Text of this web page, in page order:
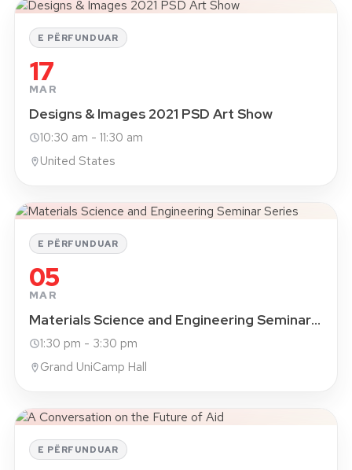
E PËRFUNDUAR
17
MAR
Designs & Images 2021 PSD Art Show
10:30 am - 11:30 am
United States
E PËRFUNDUAR
05
MAR
Materials Science and Engineering Seminar Series
1:30 pm - 3:30 pm
Grand UniCamp Hall
E PËRFUNDUAR